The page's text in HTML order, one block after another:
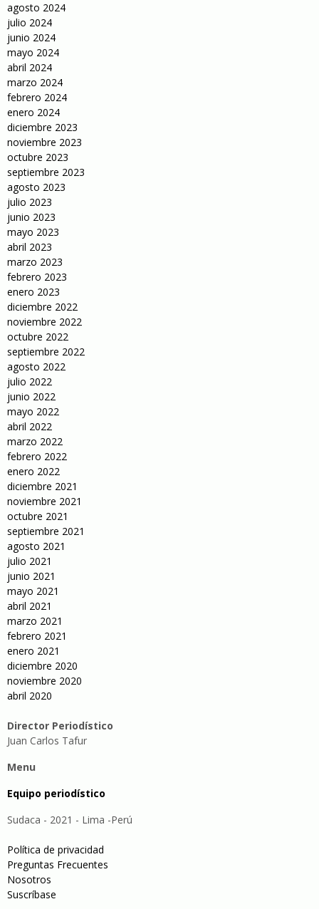
agosto 2024
julio 2024
junio 2024
mayo 2024
abril 2024
marzo 2024
febrero 2024
enero 2024
diciembre 2023
noviembre 2023
octubre 2023
septiembre 2023
agosto 2023
julio 2023
junio 2023
mayo 2023
abril 2023
marzo 2023
febrero 2023
enero 2023
diciembre 2022
noviembre 2022
octubre 2022
septiembre 2022
agosto 2022
julio 2022
junio 2022
mayo 2022
abril 2022
marzo 2022
febrero 2022
enero 2022
diciembre 2021
noviembre 2021
octubre 2021
septiembre 2021
agosto 2021
julio 2021
junio 2021
mayo 2021
abril 2021
marzo 2021
febrero 2021
enero 2021
diciembre 2020
noviembre 2020
abril 2020
Director Periodístico
Juan Carlos Tafur
Menu
Equipo periodístico
Sudaca - 2021 - Lima -Perú
Política de privacidad
Preguntas Frecuentes
Nosotros
Suscríbase